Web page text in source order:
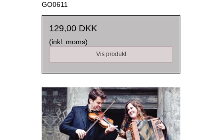
GO0611
129,00 DKK
(inkl. moms)
Vis produkt